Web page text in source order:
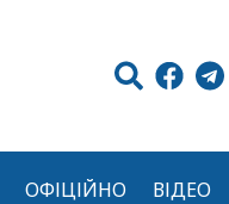
ОФІЦІЙНО ВІДЕО